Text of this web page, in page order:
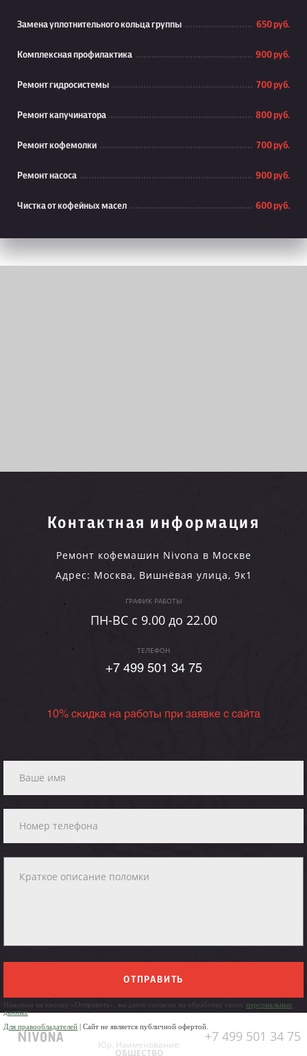
Замена уплотнительного кольца группы 650 руб.
Комплексная профилактика 900 руб.
Ремонт гидросистемы 700 руб.
Ремонт капучинатора 800 руб.
Ремонт кофемолки 700 руб.
Ремонт насоса 900 руб.
Чистка от кофейных масел 600 руб.
Контактная информация
Ремонт кофемашин Nivona в Москве
Адрес: Москва, Вишнёвая улица, 9к1
ГРАФИК РАБОТЫ
ПН-ВC c 9.00 до 22.00
ТЕЛЕФОН
+7 499 501 34 75
10% скидка на работы при заявке с сайта
ОТПРАВИТЬ
Нажимая на кнопку «Отправить», вы даете согласие на обработку своих персональных
данных
Для правообладателей | Сайт не является публичной офертой.
+7 499 501 34 75
Юр. Наименование:
ОБЩЕСТВО